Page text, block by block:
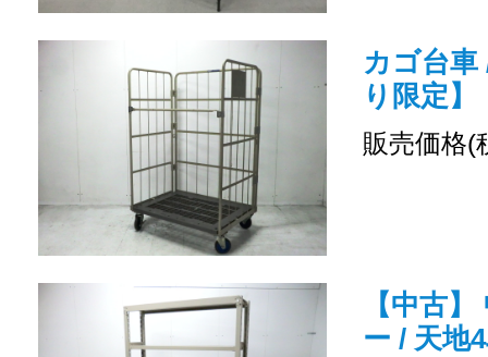
カゴ台
り限定】
販売価格(
【中古
ー / 天地